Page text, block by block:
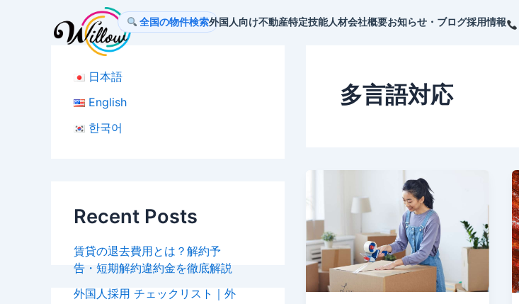
全国の物件検索外国人向け不動産特定技能人材会社概要お知らせ・ブログ採用情報
日本語
English
한국어
Recent Posts
賃貸の退去費用とは？解約予
告・短期解約違約金を徹底解説
外国人採用 チェックリスト｜外
多言語対応